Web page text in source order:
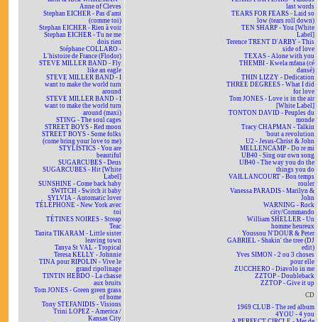
Anne of Cleves
Stephan EICHER - Pas d'ami
(comme toi)
Stephan EICHER - Rien à voir
Stephan EICHER - Tu ne me
dois rien
Stéphane COLLARO -
L'histoire de France (Flodor)
STEVE MILLER BAND - Fly
like an eagle
STEVE MILLER BAND - I
want to make the world turn
around
STEVE MILLER BAND - I
want to make the world turn
around (maxi)
STING - The soul cages
STREET BOYS - Red moon
STREET BOYS - Some folks
(come bring your love to me)
STYLISTICS - You are
beautiful
SUGARCUBES - Deus
SUGARCUBES - Hit [White
Label]
SUNSHINE - Come back baby
SWITCH - Switch it baby
SYLVIA - Automatic lover
TÉLÉPHONE - New York avec
toi
TÉTINES NOIRES - Streap
Teac
Tanita TIKARAM - Little sister
leaving town
Tanya St VAL - Tropical
Teresa KELLY - Johnnie
TINA pour RIPOLIN - Vive le
grand ripolinage
TINTIN HEBDO - La chasse
aux bruits
Tom JONES - Green green grass
of home
Tony STEFANIDIS - Visions
Trini LOPEZ - America /
Kansas City
last words
TEARS FOR FEARS - Laid so
low (tears roll down)
TEN SHARP - You [White
Label]
Terence TRENT D'ARBY - This
side of love
TEXAS - Alone with you
THEMBI - Kwela mfana (cé
dansé)
THIN LIZZY - Dedication
THREE DEGREES - What I did
for love
Tom JONES - Love is in the air
[White Label]
TONTON DAVID - Peuples du
monde
Tracy CHAPMAN - Talkin
'bout a revolution
U2 - Jesus-Christ & John
MELLENCAMP - Do re mi
UB40 - Sing our own song
UB40 - The way you do the
things you do
VAILLANCOURT - Bon temps
rouler
Vanessa PARADIS - Marilyn &
John
WARNING - Rock
city/Commando
William SHELLER - Un
homme heureux
Youssou N'DOUR & Peter
GABRIEL - Shakin' the tree (DJ
edit)
Yves SIMON - 2 ou 3 choses
pour elle
ZUCCHERO - Diavolo in me
ZZTOP - Doubleback
ZZTOP - Give it up
CD
1969 CLUB - The red album
4YOU - 4 you